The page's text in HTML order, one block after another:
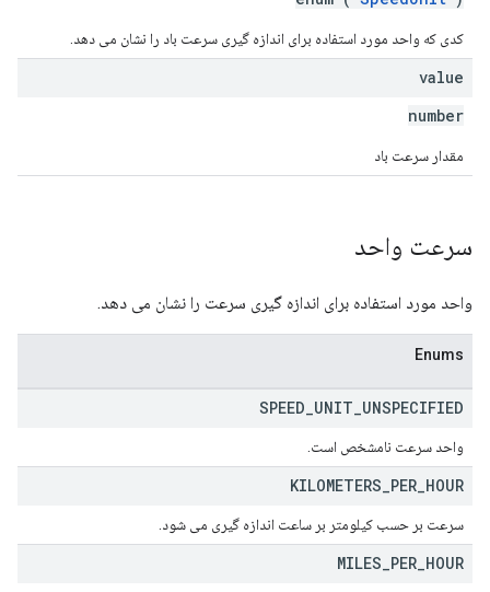
کدی که واحد مورد استفاده برای اندازه گیری سرعت باد را نشان می دهد.
value
number
مقدار سرعت باد
سرعت واحد
واحد مورد استفاده برای اندازه گیری سرعت را نشان می دهد.
Enums
SPEED UNIT UNSPECIFIED
واحد سرعت نامشخص است.
KILOMETERS PER HOUR
سرعت بر حسب کیلومتر بر ساعت اندازه گیری می شود.
MILES PER HOUR